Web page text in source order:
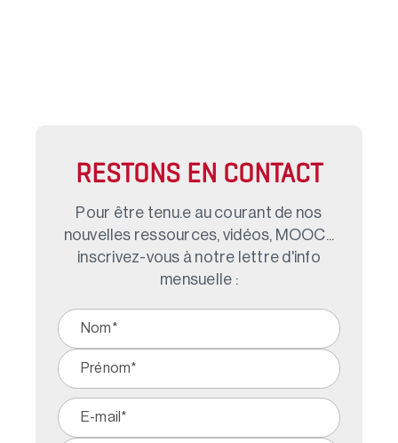
RESTONS EN CONTACT
Pour être tenu.e au courant de nos
nouvelles ressources, vidéos, MOOC...
inscrivez-vous à notre lettre d'info
mensuelle :